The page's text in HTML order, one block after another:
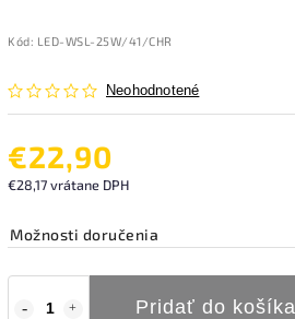
Kód: LED-WSL-25W/41/CHR
Neohodnotené
€22,90
€28,17 vrátane DPH
Možnosti doručenia
Pridať do košíka